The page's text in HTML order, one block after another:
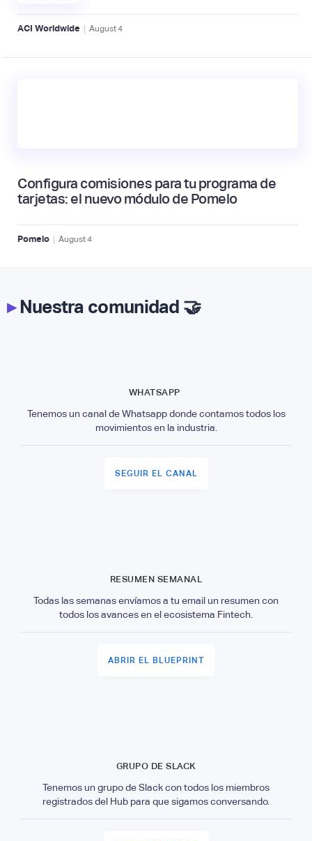
ACI Worldwide | August4
Configura comisiones para tu programa de
tarjetas: el nuevo módulo de Pomelo
Pomelo | August4
▸Nuestra comunidad 🤝
WHATSAPP
Tenemos un canal de Whatsapp donde contamos todos los
movimientos en la industria.
SEGUIR EL CANAL
RESUMEN SEMANAL
Todas las semanas envíamos a tu email un resumen con
todos los avances en el ecosistema Fintech.
ABRIR EL BLUEPRINT
GRUPO DE SLACK
Tenemos un grupo de Slack con todos los miembros
registrados del Hub para que sigamos conversando.